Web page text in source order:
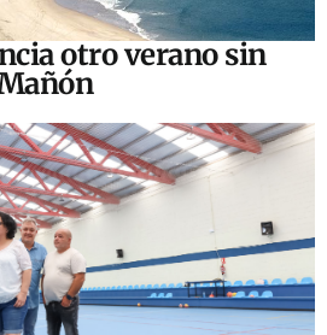
otro verano sin